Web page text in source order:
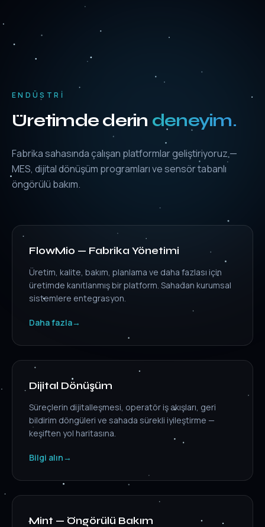
ENDÜSTRI
Üretimde derin deneyim.
Fabrika sahasında çalışan platformlar geliştiriyoruz —
MES, dijital dönüşüm programları ve sensör tabanlı
öngörülü bakım.
FlowMio — Fabrika Yönetimi
Üretim, kalite, bakım, planlama ve daha fazlası için
üretimde kanıtlanmış bir platform. Sahadan kurumsal
sistemlere entegrasyon.
Daha fazla→
Dijital Dönüşüm
Süreçlerin dijitalleşmesi, operatör iş akışları, geri
bildirim döngüleri ve sahada sürekli iyileştirme —
keşiften yol haritasına.
Bilgi alın→
Mint — Öngörülü Bakım